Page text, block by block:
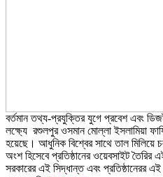
বর্তমান তথ্য-প্রযুক্তির যুগে প্রবেশ এবং
লক্ষ্যে রশুলপুর ওসমান মোল্লা ইসলামিয়া
হয়েছে। আধুনিক বিশ্বের সাথে তাল মিলিয়ে
অংশ হিসেবে প্রতিষ্ঠানের ওয়েবসাইট তৈরির
সরকারের এই সিদ্ধান্ত এবং প্রতিষ্ঠানেরর